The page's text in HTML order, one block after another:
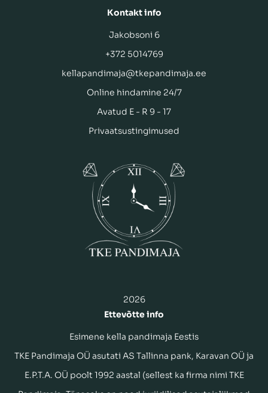
Kontakt info
Jakobsoni 6
+372 5014769
kellapandimaja@tkepandimaja.ee
Online hindamine 24/7
Avatud E - R 9 - 17
Privaatsustingimused
2026
Ettevõtte info
Esimene kella pandimaja Eestis
TKE Pandimaja OÜ asutati AS Tallinna pank, Karavan OÜ ja
E.P.T.A. OÜ poolt 1992 aastal (sellest ka firma nimi TKE